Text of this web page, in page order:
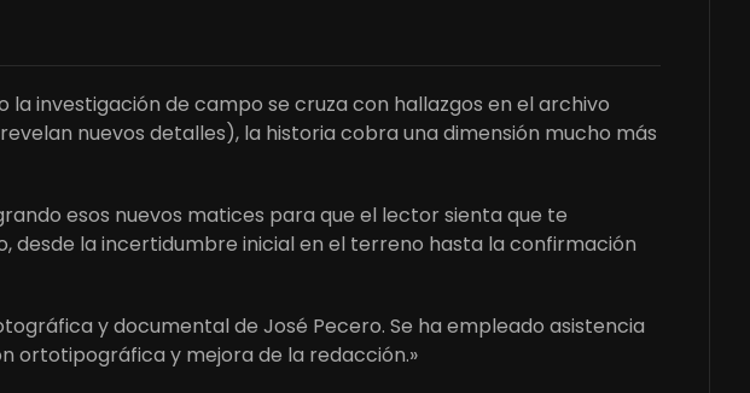
la investigación de campo se cruza con hallazgos en el archivo
nuevos detalles), la historia cobra una dimensión mucho más
esos nuevos matices para que el lector sienta que te
desde la incertidumbre inicial en el terreno hasta la confirmación
y documental de José Pecero. Se ha empleado asistencia
ortotipográfica y mejora de la redacción.»